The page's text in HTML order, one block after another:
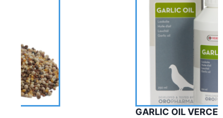
GARLIC OIL VERCELAGA